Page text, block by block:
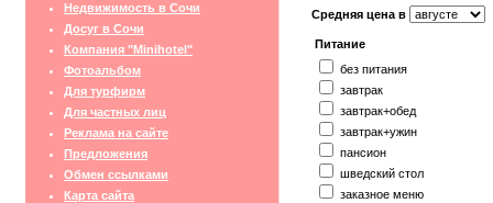
Недвижимость в Сочи
Досуг в Сочи
Компания "Minihotel"
Фотоальбом
Для турфирм
Для частных лиц
Реклама на сайте
Предложения
Обмен ссылками
Карта сайта
Средняя цена в
Питание
без питания
завтрак
завтрак+обед
завтрак+ужин
пансион
шведский стол
заказное меню